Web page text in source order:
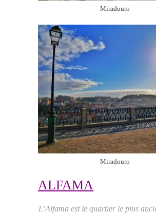
Miradouro
Miradouro
ALFAMA
L’Alfama est le quartier le plus